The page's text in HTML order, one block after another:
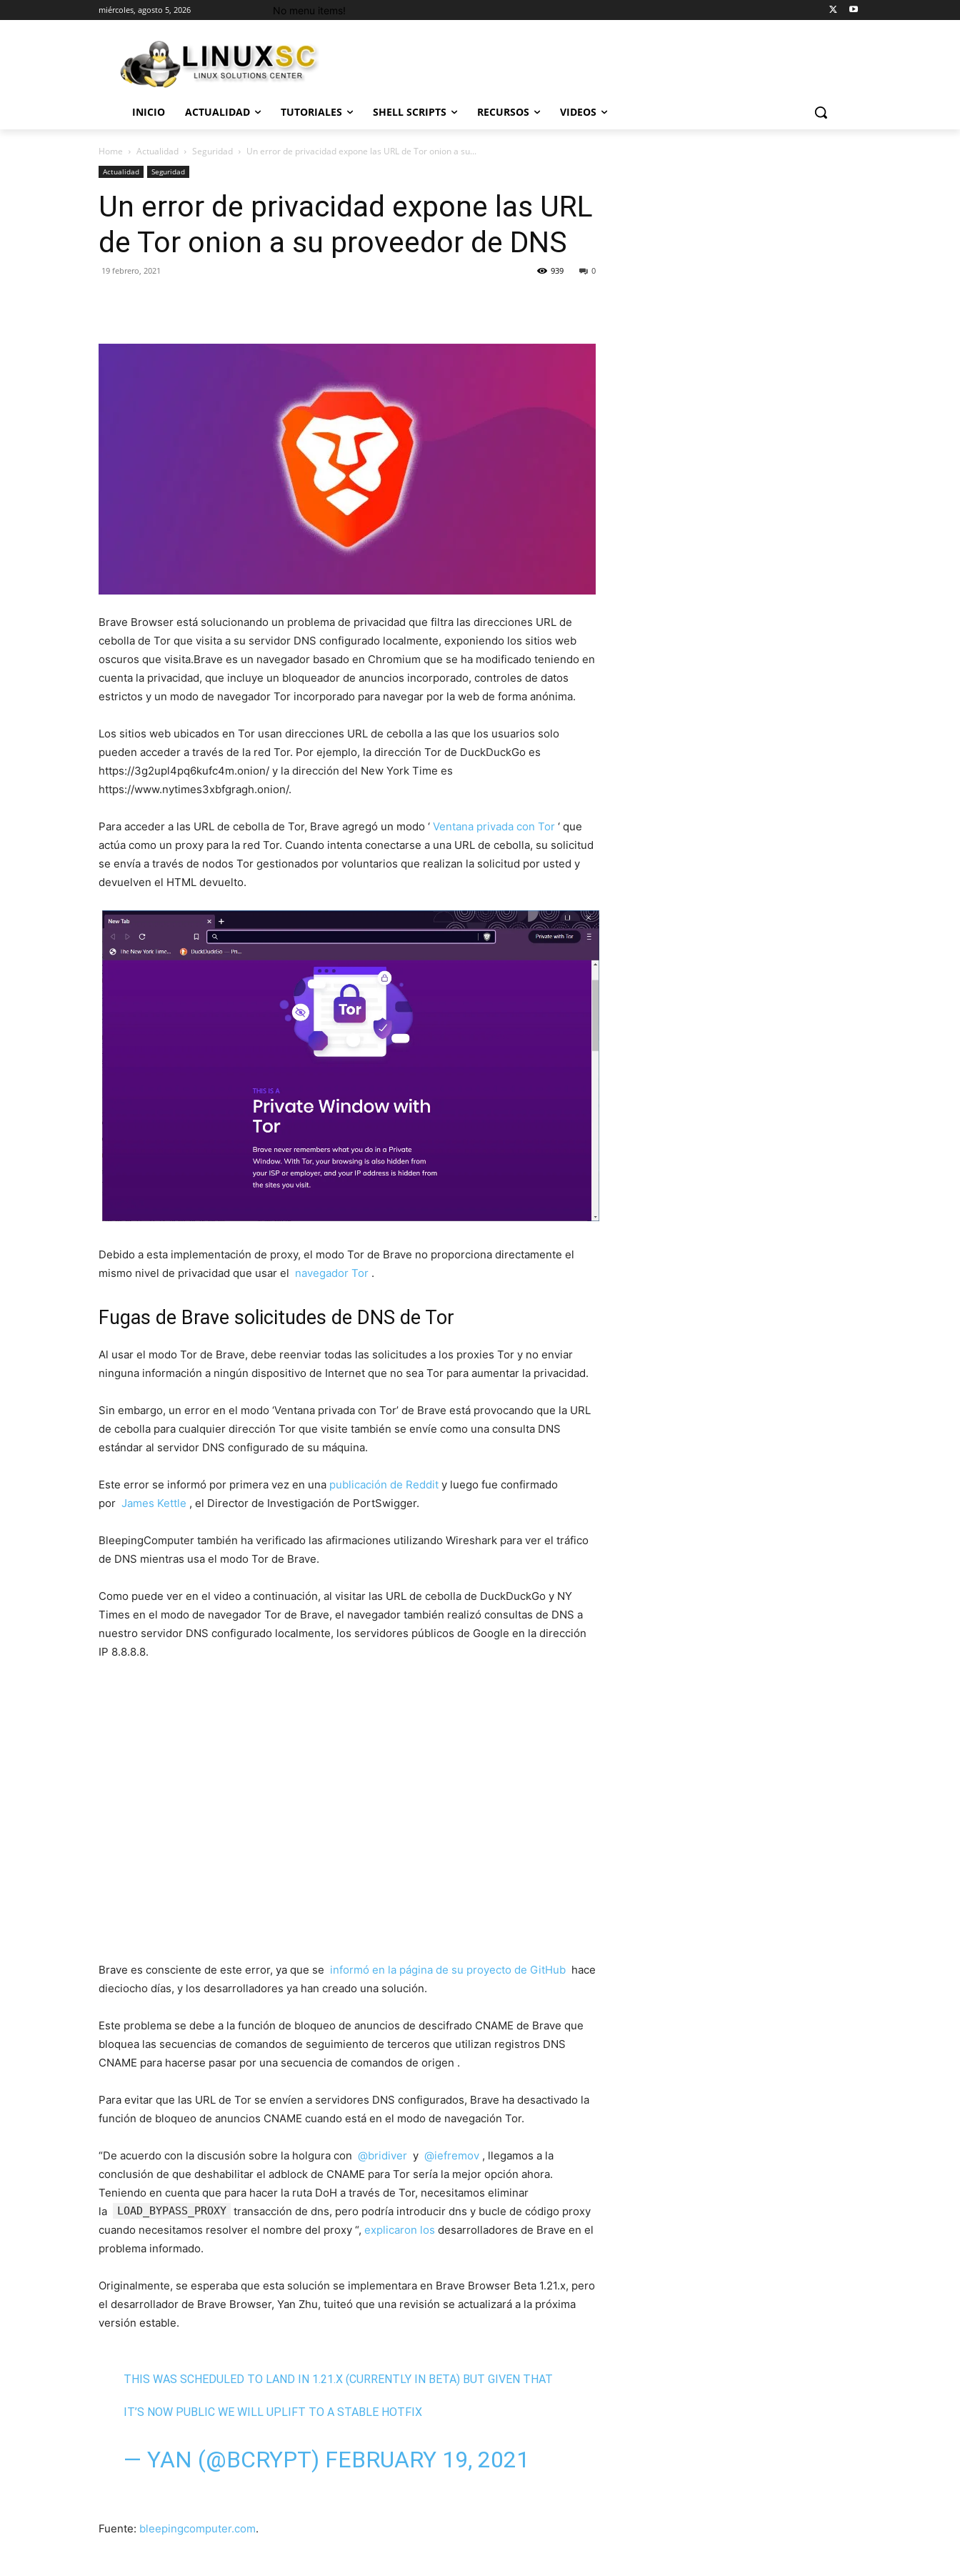
miércoles, agosto 5, 2026 No menu items!
INICIO ACTUALIDAD TUTORIALES SHELL SCRIPTS RECURSOS VIDEOS
Home Actualidad Seguridad Un error de privacidad expone las URL de Tor onion a su...
Actualidad Seguridad
Un error de privacidad expone las URL
de Tor onion a su proveedor de DNS
19 febrero, 2021 0
939
Brave Browser está solucionando un problema de privacidad que filtra las direcciones URL de
cebolla de Tor que visita a su servidor DNS configurado localmente, exponiendo los sitios web
oscuros que visita.Brave es un navegador basado en Chromium que se ha modificado teniendo en
cuenta la privacidad, que incluye un bloqueador de anuncios incorporado, controles de datos
estrictos y un modo de navegador Tor incorporado para navegar por la web de forma anónima.
Los sitios web ubicados en Tor usan direcciones URL de cebolla a las que los usuarios solo
pueden acceder a través de la red Tor. Por ejemplo, la dirección Tor de DuckDuckGo es
https://3g2upl4pq6kufc4m.onion/ y la dirección del New York Time es
https://www.nytimes3xbfgragh.onion/.
Para acceder a las URL de cebolla de Tor, Brave agregó un modo ‘ Ventana privada con Tor ‘ que
actúa como un proxy para la red Tor. Cuando intenta conectarse a una URL de cebolla, su solicitud
se envía a través de nodos Tor gestionados por voluntarios que realizan la solicitud por usted y
devuelven el HTML devuelto.
Debido a esta implementación de proxy, el modo Tor de Brave no proporciona directamente el
mismo nivel de privacidad que usar el navegador Tor .
Fugas de Brave solicitudes de DNS de Tor
Al usar el modo Tor de Brave, debe reenviar todas las solicitudes a los proxies Tor y no enviar
ninguna información a ningún dispositivo de Internet que no sea Tor para aumentar la privacidad.
Sin embargo, un error en el modo ‘Ventana privada con Tor’ de Brave está provocando que la URL
de cebolla para cualquier dirección Tor que visite también se envíe como una consulta DNS
estándar al servidor DNS configurado de su máquina.
Este error se informó por primera vez en una publicación de Reddit y luego fue confirmado
por James Kettle , el Director de Investigación de PortSwigger.
BleepingComputer también ha verificado las afirmaciones utilizando Wireshark para ver el tráfico
de DNS mientras usa el modo Tor de Brave.
Como puede ver en el video a continuación, al visitar las URL de cebolla de DuckDuckGo y NY
Times en el modo de navegador Tor de Brave, el navegador también realizó consultas de DNS a
nuestro servidor DNS configurado localmente, los servidores públicos de Google en la dirección
IP 8.8.8.8.
Brave es consciente de este error, ya que se informó en la página de su proyecto de GitHub hace
dieciocho días, y los desarrolladores ya han creado una solución.
Este problema se debe a la función de bloqueo de anuncios de descifrado CNAME de Brave que
bloquea las secuencias de comandos de seguimiento de terceros que utilizan registros DNS
CNAME para hacerse pasar por una secuencia de comandos de origen .
Para evitar que las URL de Tor se envíen a servidores DNS configurados, Brave ha desactivado la
función de bloqueo de anuncios CNAME cuando está en el modo de navegación Tor.
“De acuerdo con la discusión sobre la holgura con @bridiver y @iefremov , llegamos a la
conclusión de que deshabilitar el adblock de CNAME para Tor sería la mejor opción ahora.
Teniendo en cuenta que para hacer la ruta DoH a través de Tor, necesitamos eliminar
la
LOAD_BYPASS_PROXY transacción de dns, pero podría introducir dns y bucle de código proxy
cuando necesitamos resolver el nombre del proxy “, explicaron los desarrolladores de Brave en el
problema informado.
Originalmente, se esperaba que esta solución se implementara en Brave Browser Beta 1.21.x, pero
el desarrollador de Brave Browser, Yan Zhu, tuiteó que una revisión se actualizará a la próxima
versión estable.
THIS WAS SCHEDULED TO LAND IN 1.21.X (CURRENTLY IN BETA) BUT GIVEN THAT
IT’S NOW PUBLIC WE WILL UPLIFT TO A STABLE HOTFIX
— YAN (@BCRYPT) FEBRUARY 19, 2021
Fuente: bleepingcomputer.com.